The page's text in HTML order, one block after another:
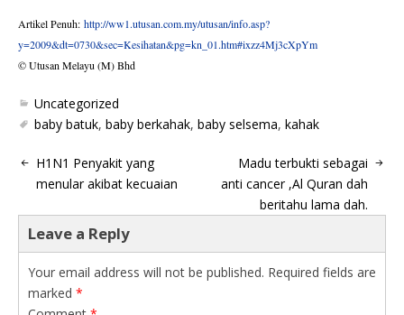
Artikel Penuh: http://ww1.utusan.com.my/utusan/info.asp?
y=2009&dt=0730&sec=Kesihatan&pg=kn_01.htm#ixzz4Mj3cXpYm
© Utusan Melayu (M) Bhd
Uncategorized
baby batuk, baby berkahak, baby selsema, kahak
H1N1 Penyakit yang
menular akibat kecuaian
Madu terbukti sebagai
anti cancer ,Al Quran dah
beritahu lama dah.
Leave a Reply
Your email address will not be published. Required fields are
marked *